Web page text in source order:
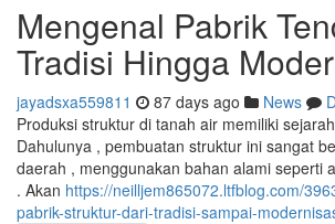
Mengenal Pabrik
Tradisi Hingga
jayadsxa559811 87 days ago News
Produksi struktur di tanah air memiliki
Dahulunya , pembuatan struktur ini sangat
daerah , menggunakan bahan alami seperti
. Akan https://neilljem865072.ltfblog.com/
pabrik-struktur-dari-tradisi-sampai-